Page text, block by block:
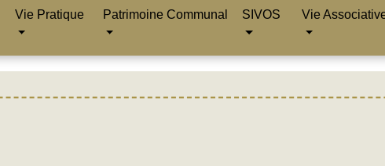
Vie Pratique Patrimoine Communal SIVOS Vie